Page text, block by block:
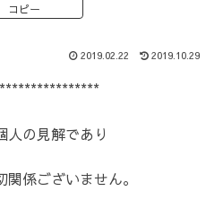
コピー
2019.02.22 2019.10.29
人の見解であり
係ございません。